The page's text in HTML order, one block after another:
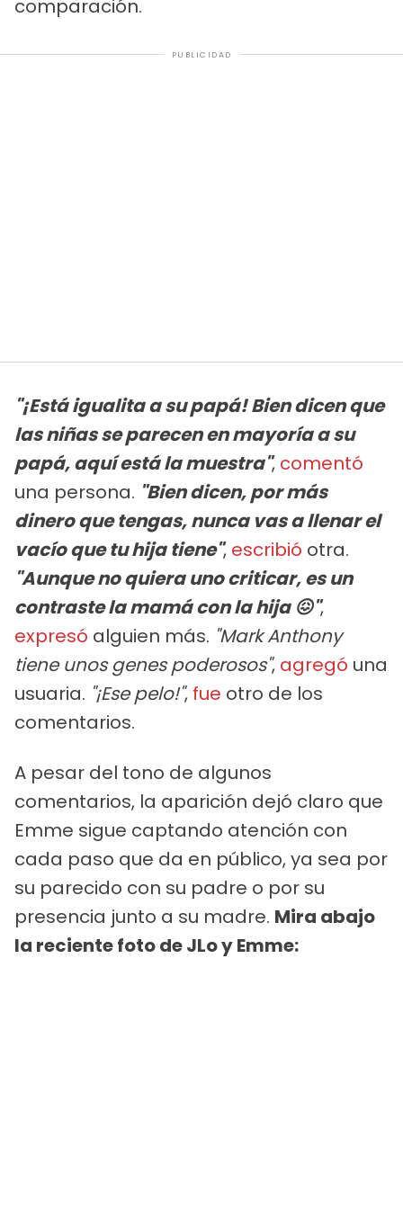
comparación.
PUBLICIDAD
"¡Está igualita a su papá! Bien dicen que
las niñas se parecen en mayoría a su
papá, aquí está la muestra", comentó
una persona. "Bien dicen, por más
dinero que tengas, nunca vas a llenar el
vacío que tu hija tiene", escribió otra.
"Aunque no quiera uno criticar, es un
contraste la mamá con la hija 😖",
expresó alguien más. "Mark Anthony
tiene unos genes poderosos", agregó una
usuaria. "¡Ese pelo!", fue otro de los
comentarios.
A pesar del tono de algunos
comentarios, la aparición dejó claro que
Emme sigue captando atención con
cada paso que da en público, ya sea por
su parecido con su padre o por su
presencia junto a su madre. Mira abajo
la reciente foto de JLo y Emme: